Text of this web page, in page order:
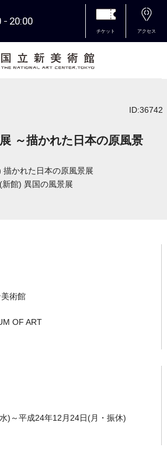
20:00
チケット アクセス
ID:36742
～描かれた日本の原風景
描かれた日本の原風景展
(新館) 異国の風景展
術館
OF ART
)～平成24年12月24日(月・振休)